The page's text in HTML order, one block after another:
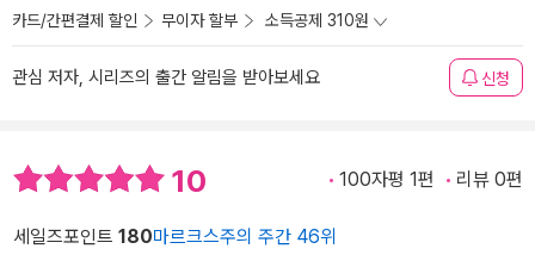
카드/간편결제 할인 무이자 할부 소득공제 310원
관심 저자, 시리즈의 출간 알림을 받아보세요 신청
10 100자평 1편 리뷰 0편
세일즈포인트 180마르크스주의 주간 46위